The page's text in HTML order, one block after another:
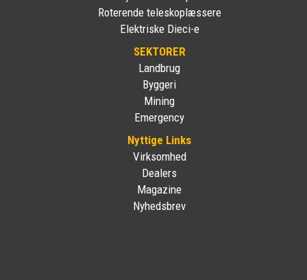
Roterende teleskoplæssere
Elektriske Dieci-e
SEKTORER
Landbrug
Byggeri
Mining
Emergency
Nyttige Links
Virksomhed
Dealers
Magazine
Nyhedsbrev